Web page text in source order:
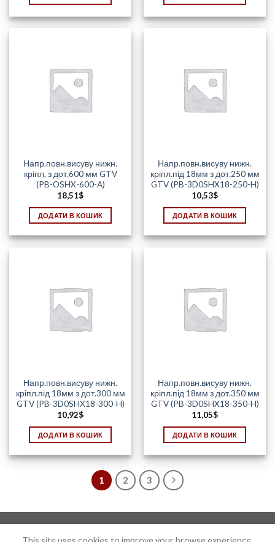
Напр.повн.висуву нижн.
кріпл. з дот.600 мм GTV
(PB-OSHX-600-A)
18,51$
ДОДАТИ В КОШИК
Напр.повн.висуву нижн.
кріпл.під 18мм з дот.250 мм
GTV (PB-3D0SHX18-250-H)
10,53$
ДОДАТИ В КОШИК
Напр.повн.висуву нижн.
кріпл.під 18мм з дот.300 мм
GTV (PB-3D0SHX18-300-H)
10,92$
ДОДАТИ В КОШИК
Напр.повн.висуву нижн.
кріпл.під 18мм з дот.350 мм
GTV (PB-3D0SHX18-350-H)
11,05$
ДОДАТИ В КОШИК
1 2 3